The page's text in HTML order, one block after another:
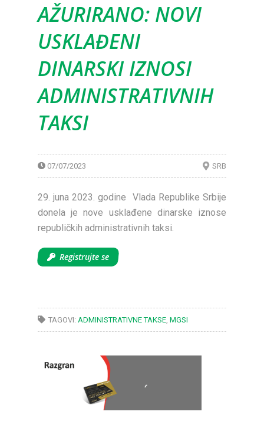
AŽURIRANO: NOVI
USKLAĐENI
DINARSKI IZNOSI
ADMINISTRATIVNIH
TAKSI
07/07/2023 SRB
29. juna 2023. godine Vlada Republike Srbije
donela je nove usklađene dinarske iznose
republičkih administrativnih taksi.
Registrujte se
TAGOVI: ADMINISTRATIVNE TAKSE, MGSI